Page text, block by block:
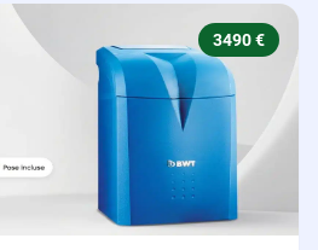
3490 €